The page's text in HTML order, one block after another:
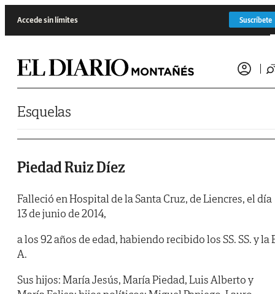
Accede sin límites Suscríbete
Esquelas
Piedad Ruiz Díez
Falleció en Hospital de la Santa Cruz, de Liencres, el día
13 de junio de 2014,
a los 92 años de edad, habiendo recibido los SS. SS. y la
A.
Sus hijos: María Jesús, María Piedad, Luis Alberto y